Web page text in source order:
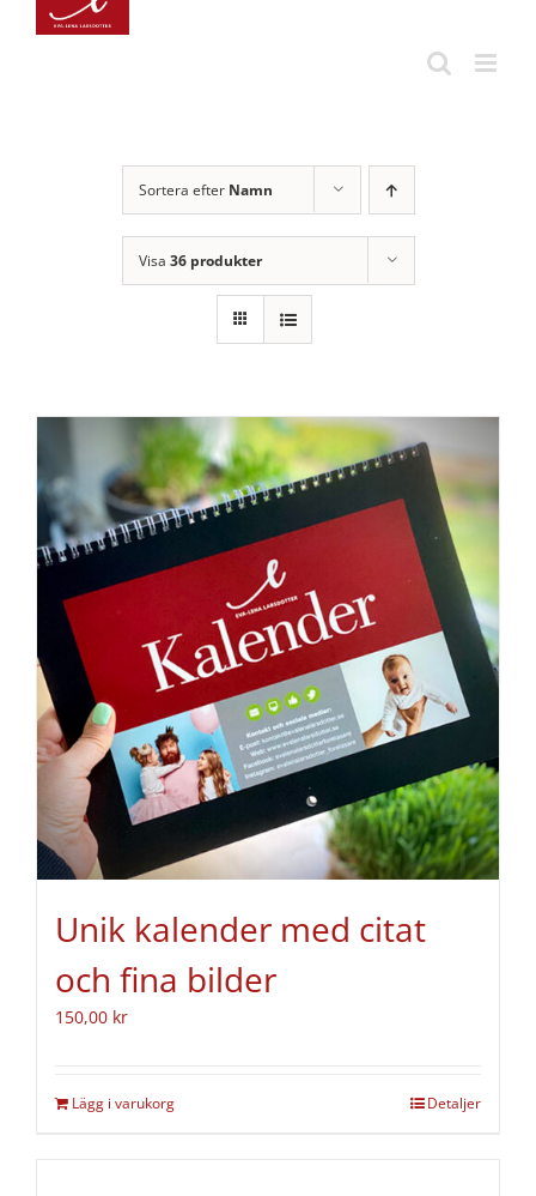
Fortsätt
Sortera efter Namn
Visa 36 produkter
Unik kalender med citat
och fina bilder
150,00 kr
Lägg i varukorg Detaljer